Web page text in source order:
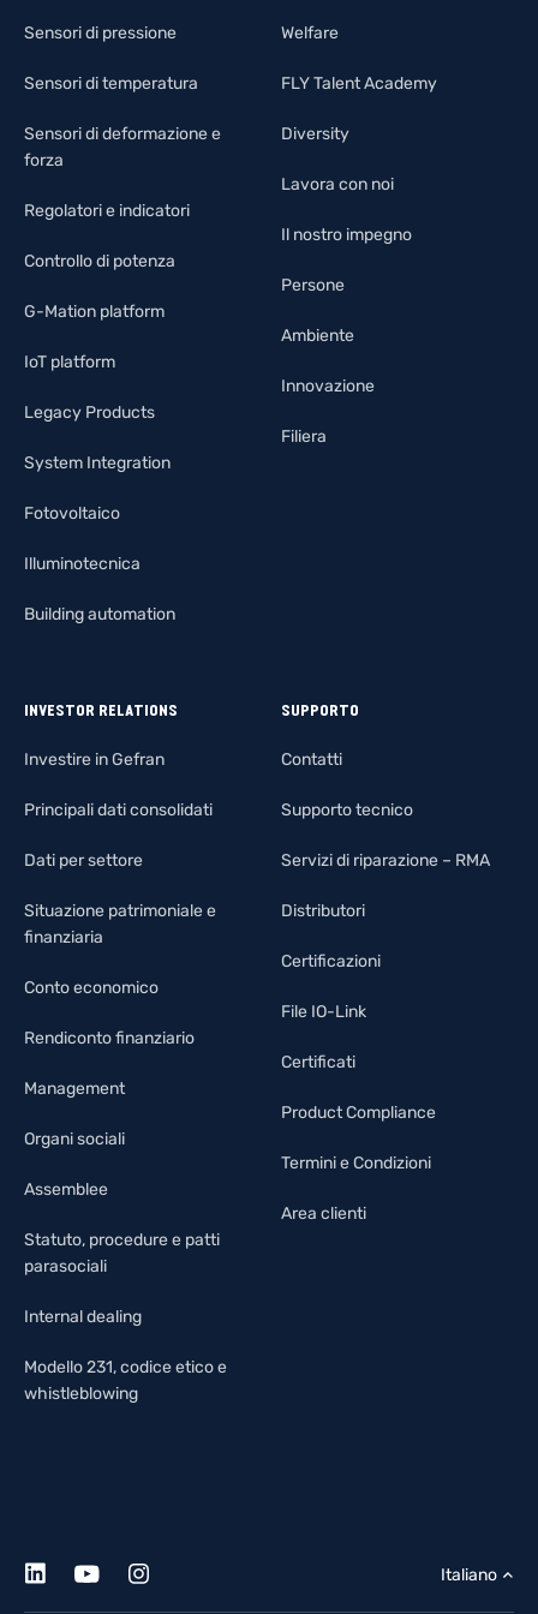
Sensori di pressione
Sensori di temperatura
Sensori di deformazione e
forza
Regolatori e indicatori
Controllo di potenza
G-Mation platform
IoT platform
Legacy Products
System Integration
Fotovoltaico
Illuminotecnica
Building automation
Welfare
FLY Talent Academy
Diversity
Lavora con noi
Il nostro impegno
Persone
Ambiente
Innovazione
Filiera
INVESTOR RELATIONS
Investire in Gefran
Principali dati consolidati
Dati per settore
Situazione patrimoniale e
finanziaria
Conto economico
Rendiconto finanziario
Management
Organi sociali
Assemblee
Statuto, procedure e patti
parasociali
Internal dealing
Modello 231, codice etico e
whistleblowing
SUPPORTO
Contatti
Supporto tecnico
Servizi di riparazione – RMA
Distributori
Certificazioni
File IO-Link
Certificati
Product Compliance
Termini e Condizioni
Area clienti
Italiano